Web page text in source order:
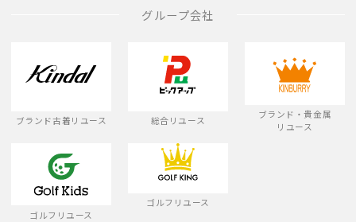
グループ会社
ブランド古着リユース 総合リユース
ブランド・貴金属
リユース
ゴルフリユース
ゴルフリユース